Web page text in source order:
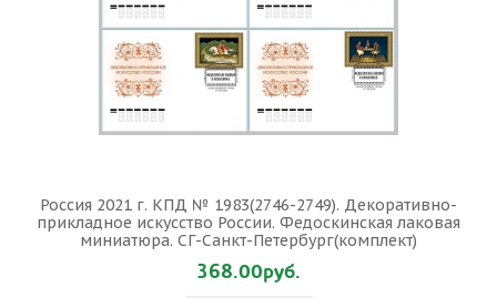
Россия 2021 г. КПД № 1983(2746-2749). Декоративно-
прикладное искусство России. Федоскинская лаковая
миниатюра. СГ-Санкт-Петербург(комплект)
368.00руб.